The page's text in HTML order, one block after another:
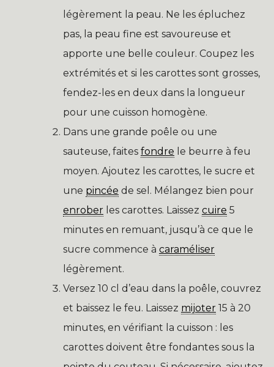
légèrement la peau. Ne les épluchez
pas, la peau fine est savoureuse et
apporte une belle couleur. Coupez les
extrémités et si les carottes sont grosses,
fendez-les en deux dans la longueur
pour une cuisson homogène.
Dans une grande poêle ou une
sauteuse, faites fondre le beurre à feu
moyen. Ajoutez les carottes, le sucre et
une pincée de sel. Mélangez bien pour
enrober les carottes. Laissez cuire 5
minutes en remuant, jusqu’à ce que le
sucre commence à caraméliser
légèrement.
Versez 10 cl d’eau dans la poêle, couvrez
et baissez le feu. Laissez mijoter 15 à 20
minutes, en vérifiant la cuisson : les
carottes doivent être fondantes sous la